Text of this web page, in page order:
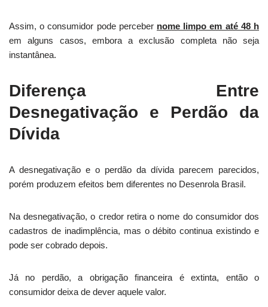
Assim, o consumidor pode perceber nome limpo em até 48 h
em alguns casos, embora a exclusão completa não seja
instantânea.
Diferença Entre
Desnegativação e Perdão da
Dívida
A desnegativação e o perdão da dívida parecem parecidos,
porém produzem efeitos bem diferentes no Desenrola Brasil.
Na desnegativação, o credor retira o nome do consumidor dos
cadastros de inadimplência, mas o débito continua existindo e
pode ser cobrado depois.
Já no perdão, a obrigação financeira é extinta, então o
consumidor deixa de dever aquele valor.